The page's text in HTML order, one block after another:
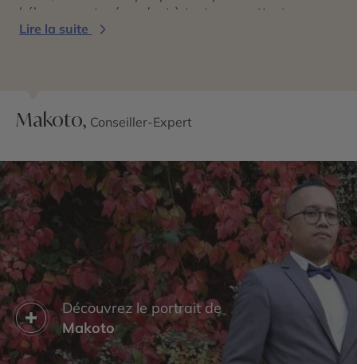
hébergements répondant à toutes vos attentes.
Lire la suite
Makoto, Conseiller-Expert
Découvrez le portrait de
Makoto